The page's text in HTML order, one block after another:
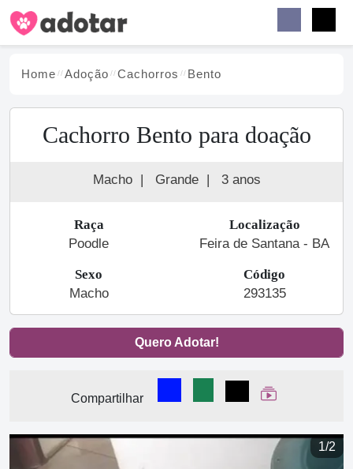
Home Adoção Cachorros Bento
Cachorro Bento para doação
Macho | Grande | 3 anos
Raça
Poodle
Localização
Feira de Santana - BA
Sexo
Macho
Código
293135
Quero Adotar!
Compartilhar
Compartilhar no Facebook
Compartilhar no
Compartilhar
Ver Web Story
1/2